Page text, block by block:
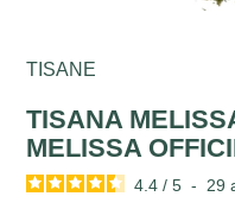
TISANE
TISANA
MELISSA
4.4 / 5 - 29